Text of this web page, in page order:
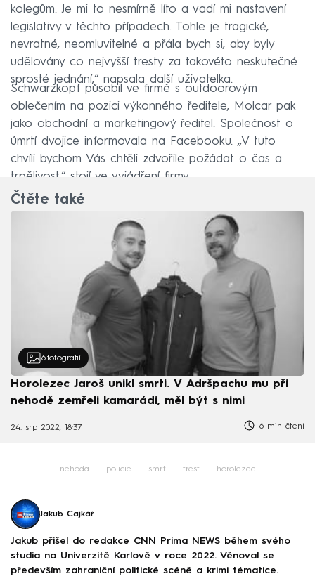
kolegům. Je mi to nesmírně líto a vadí mi nastavení
legislativy v těchto případech. Tohle je tragické,
nevratné, neomluvitelné a přála bych si, aby byly
udělovány co nejvyšší tresty za takovéto neskutečné
sprosté jednání,“ napsala další uživatelka.
Schwarzkopf působil ve firmě s outdoorovým
oblečením na pozici výkonného ředitele, Molcar pak
jako obchodní a marketingový ředitel. Společnost o
úmrtí dvojice informovala na Facebooku. „V tuto
chvíli bychom Vás chtěli zdvořile požádat o čas a
trpělivost,“ stojí ve vyjádření firmy.
Čtěte také
6 fotografií
Horolezec Jaroš unikl smrti. V Adršpachu mu při
nehodě zemřeli kamarádi, měl být s nimi
24. srp 2022, 18:37 6 min čtení
nehoda policie smrt trest horolezec
Jakub Cajkář
Jakub přišel do redakce CNN Prima NEWS během svého
studia na Univerzitě Karlově v roce 2022. Věnoval se
především zahraniční politické scéně a krimi tématice.